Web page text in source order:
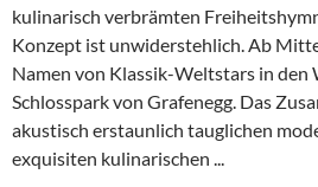
kulinarisch verbrämten
Konzept ist unwiderstehlich. Ab
Namen von Klassik-Weltstars in den
Schlosspark von Grafenegg. Das
akustisch erstaunlich tauglichen
exquisiten kulinarischen ...